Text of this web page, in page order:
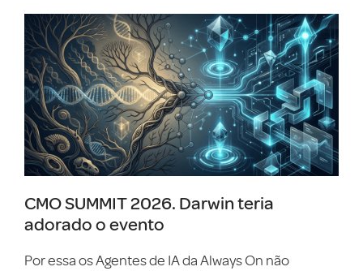
CMO SUMMIT 2026. Darwin teria
adorado o evento
Por essa os Agentes de IA da Always On não